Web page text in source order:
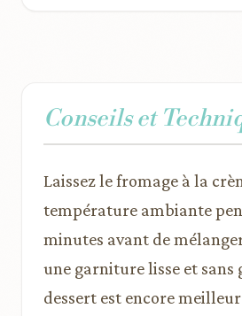
Conseils et
Laissez le fromage à la
température ambiante
minutes avant de
une garniture lisse et sans
dessert est encore